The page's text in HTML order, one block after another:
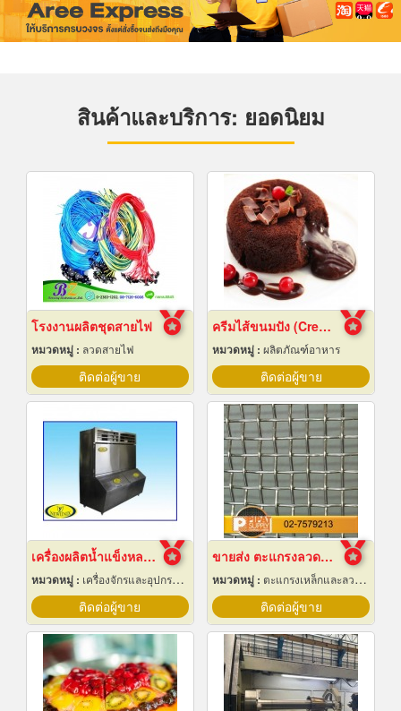
สินค้าและบริการ: ยอดนิยม
โรงงานผลิตชุดสายไฟ
หมวดหมู่ : ลวดสายไฟ
ติดต่อผู้ขาย
ครีมไส้ขนมปัง (Cream fillings for bread)
หมวดหมู่ : ผลิตภัณฑ์อาหาร
ติดต่อผู้ขาย
เครื่องผลิตน้ำแข็งหลอด เชียงใหม่
หมวดหมู่ : เครื่องจักรและอุปกรณ์ผลิตน้ำแข็ง
ติดต่อผู้ขาย
ขายส่ง ตะแกรงลวดสานสแตนเลส
หมวดหมู่ : ตะแกรงเหล็กและลวดตาข่าย
ติดต่อผู้ขาย